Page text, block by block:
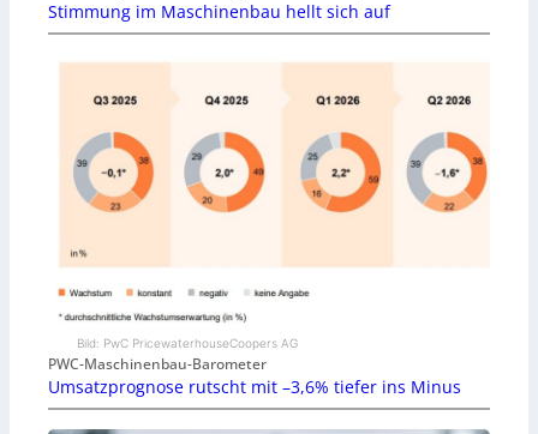
Stimmung im Maschinenbau hellt sich auf
Bild: PwC PricewaterhouseCoopers AG
PWC-Maschinenbau-Barometer
Umsatzprognose rutscht mit –3,6% tiefer ins Minus